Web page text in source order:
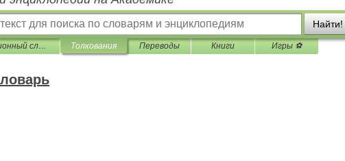
Найти!
Инвестиционный словарь Толкования Переводы Книги Игры ⚽